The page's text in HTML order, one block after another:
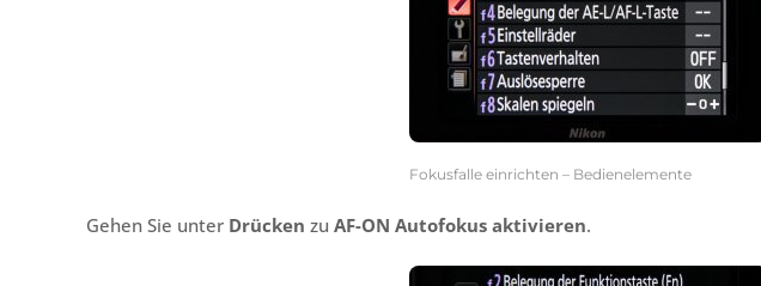
Fokusfalle einrichten – Bedienelemente
Gehen Sie unter Drücken zu AF-ON Autofokus aktivieren.